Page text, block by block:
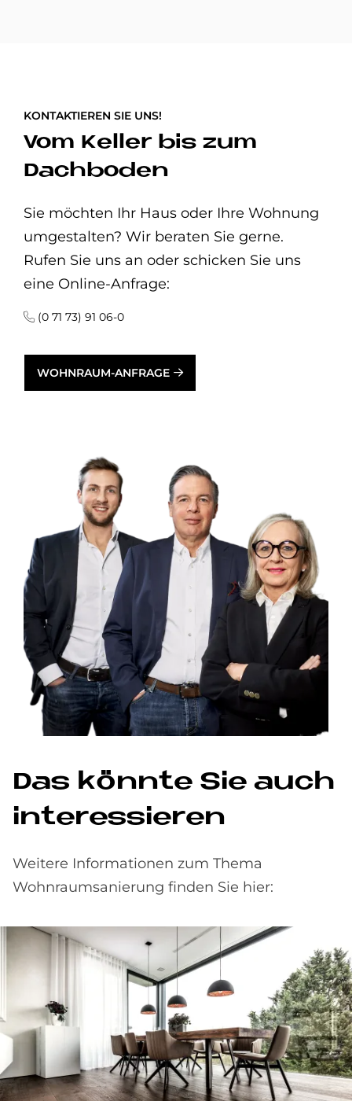
KONTAKTIEREN SIE UNS!
Vom Keller bis zum
Dachboden
Sie möchten Ihr Haus oder Ihre Wohnung
umgestalten? Wir beraten Sie gerne.
Rufen Sie uns an oder schicken Sie uns
eine Online-Anfrage:
(0 71 73) 91 06-0
WOHNRAUM-ANFRAGE
Das könnte Sie auch
interessieren
Weitere Informationen zum Thema
Wohnraumsanierung finden Sie hier: